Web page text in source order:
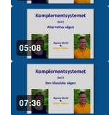
05:08
07:36